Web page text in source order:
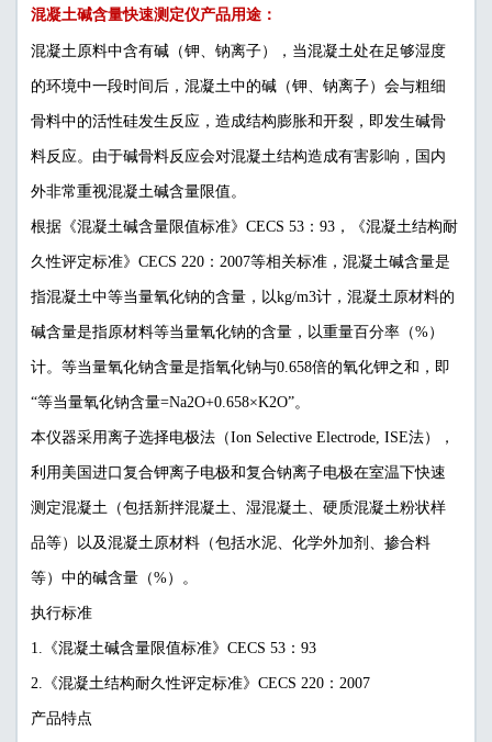
混凝土碱含量快速测定仪产品用途：
混凝土原料中含有碱（钾、钠离子），当混凝土处在足够湿度
的环境中一段时间后，混凝土中的碱（钾、钠离子）会与粗细
骨料中的活性硅发生反应，造成结构膨胀和开裂，即发生碱骨
料反应。由于碱骨料反应会对混凝土结构造成有害影响，国内
外非常重视混凝土碱含量限值。
根据《混凝土碱含量限值标准》CECS 53：93，《混凝土结构耐
久性评定标准》CECS 220：2007等相关标准，混凝土碱含量是
指混凝土中等当量氧化钠的含量，以kg/m3计，混凝土原材料的
碱含量是指原材料等当量氧化钠的含量，以重量百分率（%）
计。等当量氧化钠含量是指氧化钠与0.658倍的氧化钾之和，即
“等当量氧化钠含量=Na2O+0.658×K2O”。
本仪器采用离子选择电极法（Ion Selective Electrode, ISE法），
利用美国进口复合钾离子电极和复合钠离子电极在室温下快速
测定混凝土（包括新拌混凝土、湿混凝土、硬质混凝土粉状样
品等）以及混凝土原材料（包括水泥、化学外加剂、掺合料
等）中的碱含量（%）。
执行标准
1.《混凝土碱含量限值标准》CECS 53：93
2.《混凝土结构耐久性评定标准》CECS 220：2007
产品特点